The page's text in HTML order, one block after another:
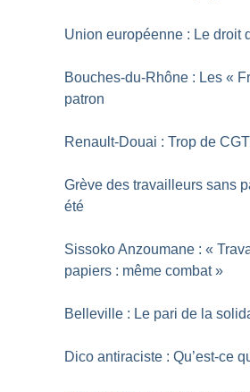
Union européenne : Le droit
Bouches-du-Rhône : Les «
patron
Renault-Douai : Trop de
Grève des travailleurs sans
été
Sissoko Anzoumane : «
papiers : même combat »
Belleville : Le pari de la
Dico antiraciste : Qu’est-ce